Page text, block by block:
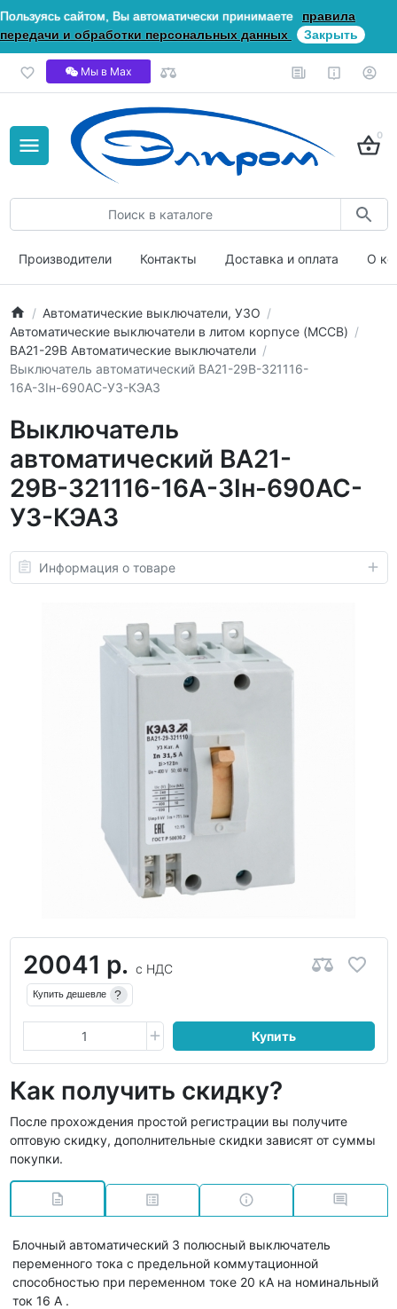
Пользуясь сайтом, Вы автоматически принимаете
правила
передачи и обработки персональных данных
Закрыть
Мы в Мах
0
Производители Контакты Доставка и оплата О
Автоматические выключатели, УЗО
Автоматические выключатели в литом корпусе (MCCB)
ВА21-29В Автоматические выключатели
Выключатель автоматический ВА21-29В-321116-
16А-3Iн-690AC-У3-КЭАЗ
Выключатель
автоматический ВА21-
29В-321116-16А-3Iн-690AC-
У3-КЭАЗ
Информация о товаре
20041 р. с НДС
Купить дешевле ?
Купить
Как получить скидку?
После прохождения простой регистрации вы получите
оптовую скидку, дополнительные скидки зависят от суммы
покупки.
Блочный автоматический 3 полюсный выключатель
переменного тока с предельной коммутационной
способностью при переменном токе 20 кА на номинальный
ток 16 А .